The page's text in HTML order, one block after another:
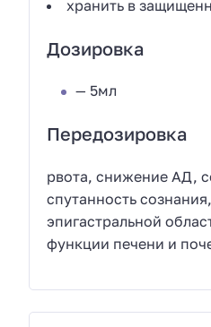
хранить в
Дозировка
— 5мл
Передозировка
рвота, снижение АД,
спутанность
эпигастральной
функции печени и